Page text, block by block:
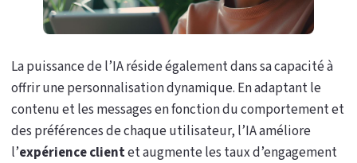
La puissance de l’IA réside également dans sa capacité à
offrir une personnalisation dynamique. En adaptant le
contenu et les messages en fonction du comportement et
des préférences de chaque utilisateur, l’IA améliore
l’expérience clientet augmente les taux d’engagement